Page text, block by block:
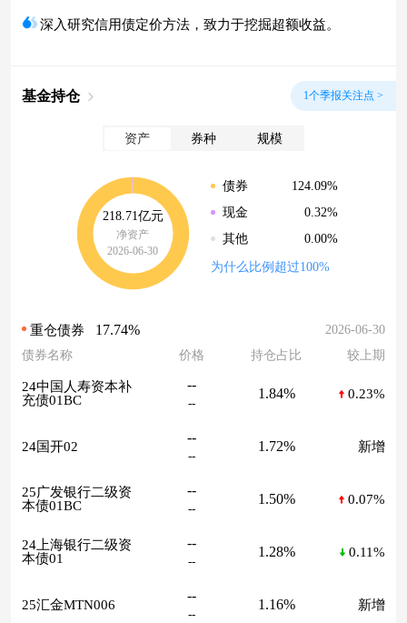
深入研究信用债定价方法，致力于挖掘超额收益。
基金持仓 1个季报关注点 >
资产 券种 规模
218.71亿元
净资产
2026-06-30
债券
124.09%
现金
0.32%
其他
0.00%
为什么比例超过100%
重仓债券 17.74%
2026-06-30
债券名称
价格 持仓占比 较上期
24中国人寿资本补
充债01BC
--
--
1.84% 0.23%
24国开02
--
--
1.72% 新增
25广发银行二级资
本债01BC
--
--
1.50% 0.07%
24上海银行二级资
本债01
--
--
1.28% 0.11%
25汇金MTN006
--
--
1.16% 新增